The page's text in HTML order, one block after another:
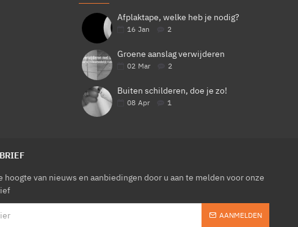
Afplaktape, welke heb je nodig?
16 Jan 2
Groene aanslag verwijderen
02 Mar 2
Buiten schilderen, doe je zo!
08 Apr 1
hoogte van nieuws en aanbiedingen door u aan te melden voor onze
AANMELDEN